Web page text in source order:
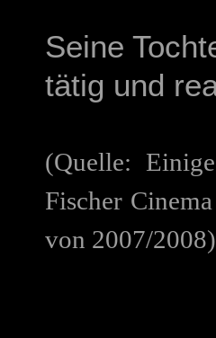
Seine
tätig und
(Quelle:
Fischer
von 2007/2008)